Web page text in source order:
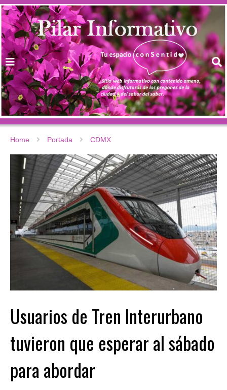
Home Portada CDMX
Usuarios de Tren Interurbano
tuvieron que esperar al sábado
para abordar